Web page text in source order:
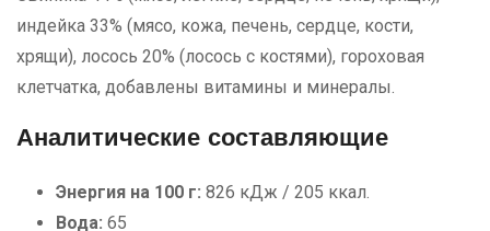
индейка 33% (мясо, кожа, печень, сердце, кости,
хрящи), лосось 20% (лосось с костями), гороховая
клетчатка, добавлены витамины и минералы.
Аналитические составляющие
Энергия на 100 г: 826 кДж / 205 ккал.
Вода: 65